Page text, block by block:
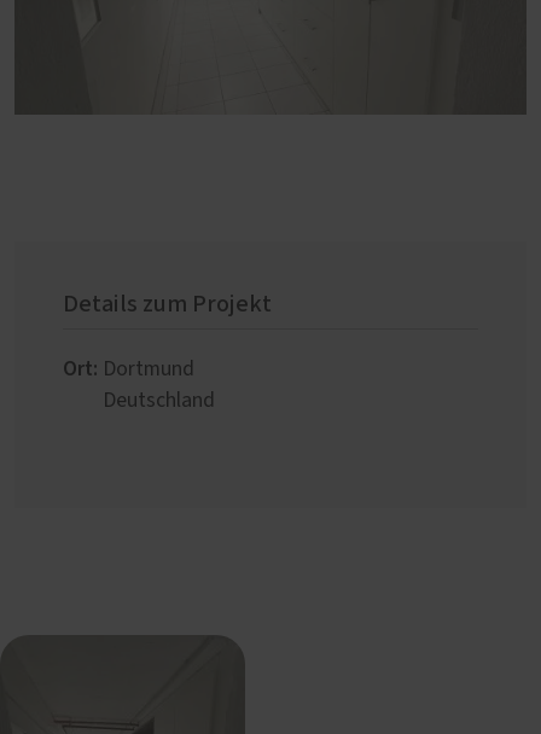
Details zum Projekt
Ort: Dortmund
Deutschland